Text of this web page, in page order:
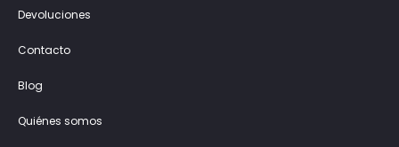
Devoluciones
Contacto
Blog
Quiénes somos